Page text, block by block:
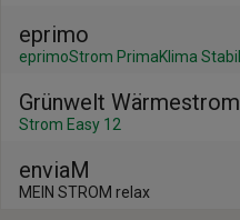
eprimo
eprimoStrom PrimaKlima Stabil
Grünwelt Wärmestrom
Strom Easy 12
enviaM
MEIN STROM relax